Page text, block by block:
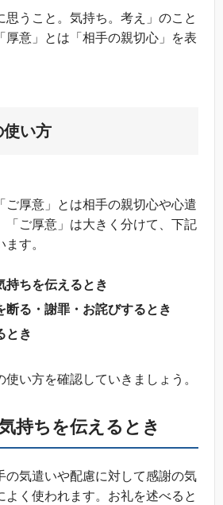
思うこと。気持ち。考え」のこと
厚意」とは「相手の親切心」を表
使い方
ご厚意」とは相手の親切心や心遣
「ご厚意」は大きく分けて、下記
す。
持ちを伝えるとき
断る・謝罪・お詫びするとき
とき
い方を確認していきましょう。
持ちを伝えるとき
の気遣いや配慮に対して感謝の気
よく使われます。お礼を述べると